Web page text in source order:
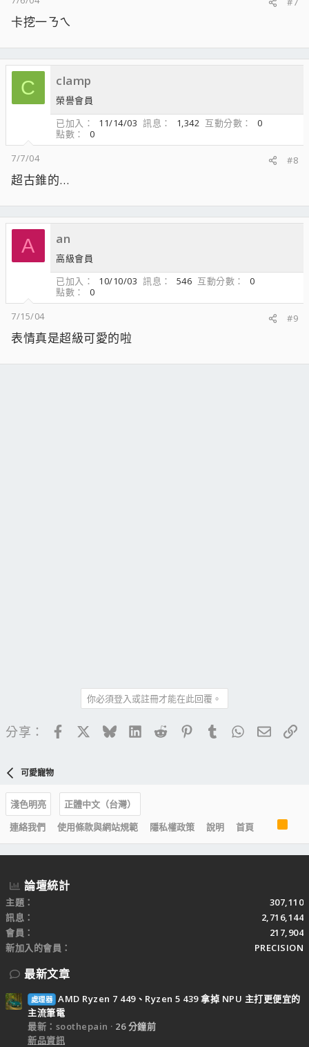
卡挖一ㄋㄟ
C clamp
榮譽會員
已加入
11/14/03 訊息 1,342 互動分數
0
點數
0
7/7/04
#8
超古錐的…
A an
高級會員
已加入
10/10/03 訊息 546 互動分數
0
點數
0
7/15/04
#9
表情真是超級可愛的啦
你必須登入或註冊才能在此回覆。
分享： FacebookBlueskyLinkedIn
Reddit PinterestTumblrWhatsApp
電子
可愛寵物
淺色明亮
正體中文（台灣）
連絡我們
使用條款與網站規範 隱私權政策 說明 首頁
S
論壇統計
主題
307,110
訊息
2,716,144
會員
217,904
新加入的會員
PRECISION
最新文章
處理器 AMD Ryzen 7 449、Ryzen 5 439 拿掉 NPU 主打更便宜的
主流筆電
最新：soothepain
26 分鐘前
新品資訊